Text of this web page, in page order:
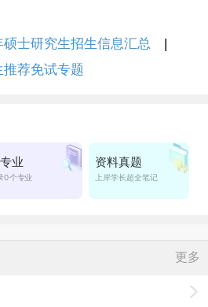
硕士研究生招生信息汇总 |
荐免试专题
更多